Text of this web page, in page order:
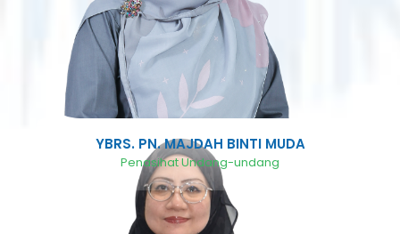
YBRS. PN. MAJDAH BINTI MUDA
Penasihat Undang-undang